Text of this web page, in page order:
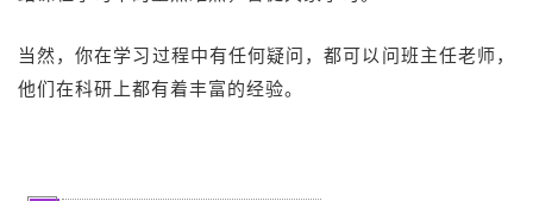
当然，你在学习过程中有任何疑问，都可以问班主任老师，
他们在科研上都有着丰富的经验。